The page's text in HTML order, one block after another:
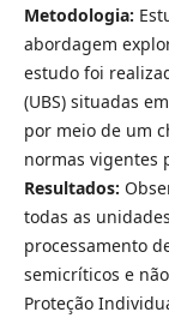
Metodologia:
abordagem
estudo foi
(UBS) situadas
por meio de um
normas vigentes
Resultados:
todas as
processamento
semicríticos e
Proteção